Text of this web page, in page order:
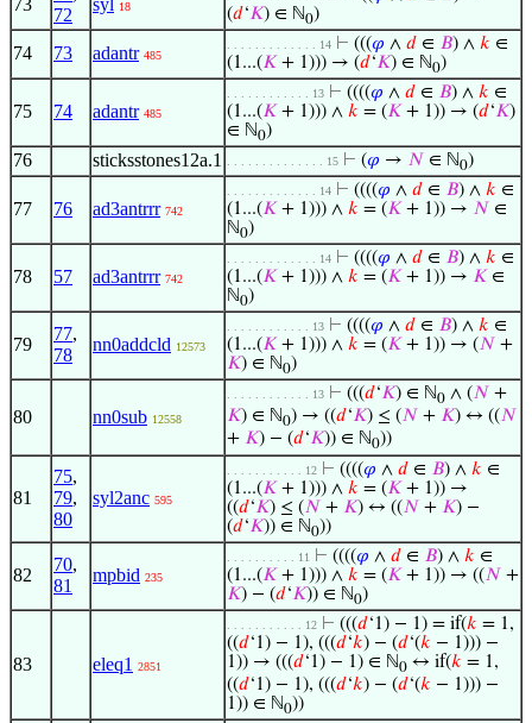
73
72
syl 18
(𝑑‘𝐾) ∈ ℕ0)
74 73 adantr 485
. . . . . . . . . . . . . 14 ⊢ (((𝜑 ∧ 𝑑 ∈ 𝐵) ∧ 𝑘 ∈
(1...(𝐾 + 1))) → (𝑑‘𝐾) ∈ ℕ0)
75 74 adantr 485
. . . . . . . . . . . . 13 ⊢ ((((𝜑 ∧ 𝑑 ∈ 𝐵) ∧ 𝑘 ∈
(1...(𝐾 + 1))) ∧ 𝑘 = (𝐾 + 1)) → (𝑑‘𝐾)
∈ ℕ0)
76 sticksstones12a.1 . . . . . . . . . . . . . . 15 ⊢ (𝜑 → 𝑁 ∈ ℕ0)
77 76 ad3antrrr 742
. . . . . . . . . . . . . 14 ⊢ ((((𝜑 ∧ 𝑑 ∈ 𝐵) ∧ 𝑘 ∈
(1...(𝐾 + 1))) ∧ 𝑘 = (𝐾 + 1)) → 𝑁 ∈
ℕ0)
78 57 ad3antrrr 742
. . . . . . . . . . . . . 14 ⊢ ((((𝜑 ∧ 𝑑 ∈ 𝐵) ∧ 𝑘 ∈
(1...(𝐾 + 1))) ∧ 𝑘 = (𝐾 + 1)) → 𝐾 ∈
ℕ0)
79
77,
78
nn0addcld 12573
. . . . . . . . . . . . 13 ⊢ ((((𝜑 ∧ 𝑑 ∈ 𝐵) ∧ 𝑘 ∈
(1...(𝐾 + 1))) ∧ 𝑘 = (𝐾 + 1)) → (𝑁 +
𝐾) ∈ ℕ0)
80 nn0sub 12558
. . . . . . . . . . . . 13 ⊢ (((𝑑‘𝐾) ∈ ℕ0 ∧ (𝑁 +
𝐾) ∈ ℕ0) → ((𝑑‘𝐾) ≤ (𝑁 + 𝐾) ↔ ((𝑁
+ 𝐾) − (𝑑‘𝐾)) ∈ ℕ0))
81
75,
79,
80
syl2anc 595
. . . . . . . . . . . 12 ⊢ ((((𝜑 ∧ 𝑑 ∈ 𝐵) ∧ 𝑘 ∈
(1...(𝐾 + 1))) ∧ 𝑘 = (𝐾 + 1)) →
((𝑑‘𝐾) ≤ (𝑁 + 𝐾) ↔ ((𝑁 + 𝐾) −
(𝑑‘𝐾)) ∈ ℕ0))
82
70,
81
mpbid 235
. . . . . . . . . . 11 ⊢ ((((𝜑 ∧ 𝑑 ∈ 𝐵) ∧ 𝑘 ∈
(1...(𝐾 + 1))) ∧ 𝑘 = (𝐾 + 1)) → ((𝑁 +
𝐾) − (𝑑‘𝐾)) ∈ ℕ0)
83 eleq1 2851
. . . . . . . . . . . 12 ⊢ (((𝑑‘1) − 1) = if(𝑘 = 1,
((𝑑‘1) − 1), (((𝑑‘𝑘) − (𝑑‘(𝑘 − 1))) −
1)) → (((𝑑‘1) − 1) ∈ ℕ0 ↔ if(𝑘 = 1,
((𝑑‘1) − 1), (((𝑑‘𝑘) − (𝑑‘(𝑘 − 1))) −
1)) ∈ ℕ0))